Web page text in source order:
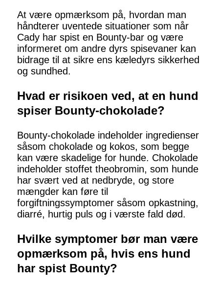
At være opmærksom på, hvordan man
håndterer uventede situationer som når
Cady har spist en Bounty-bar og være
informeret om andre dyrs spisevaner kan
bidrage til at sikre ens kæledyrs sikkerhed
og sundhed.
Hvad er risikoen ved, at en hund
spiser Bounty-chokolade?
Bounty-chokolade indeholder ingredienser
såsom chokolade og kokos, som begge
kan være skadelige for hunde. Chokolade
indeholder stoffet theobromin, som hunde
har svært ved at nedbryde, og store
mængder kan føre til
forgiftningssymptomer såsom opkastning,
diarré, hurtig puls og i værste fald død.
Hvilke symptomer bør man være
opmærksom på, hvis ens hund
har spist Bounty?